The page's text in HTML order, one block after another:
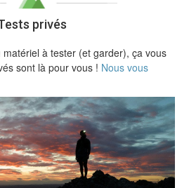
privés
à tester (et garder), ça vous
sont là pour vous ! Nous vous